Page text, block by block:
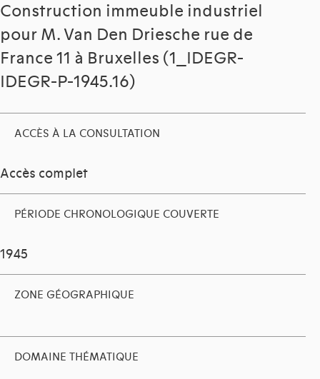
Construction immeuble industriel
pour M. Van Den Driesche rue de
France 11 à Bruxelles (1_IDEGR-
IDEGR-P-1945.16)
ACCÈS À LA CONSULTATION
Accès complet
PÉRIODE CHRONOLOGIQUE COUVERTE
1945
ZONE GÉOGRAPHIQUE
DOMAINE THÉMATIQUE